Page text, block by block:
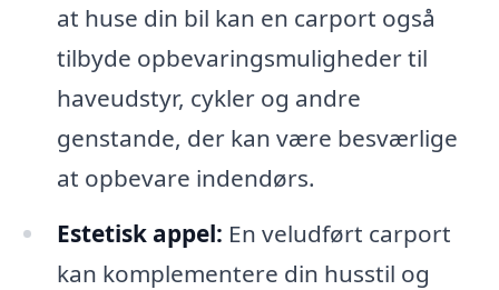
at huse din bil kan en carport også
tilbyde opbevaringsmuligheder til
haveudstyr, cykler og andre
genstande, der kan være besværlige
at opbevare indendørs.
Estetisk appel: En veludført carport
kan komplementere din husstil og